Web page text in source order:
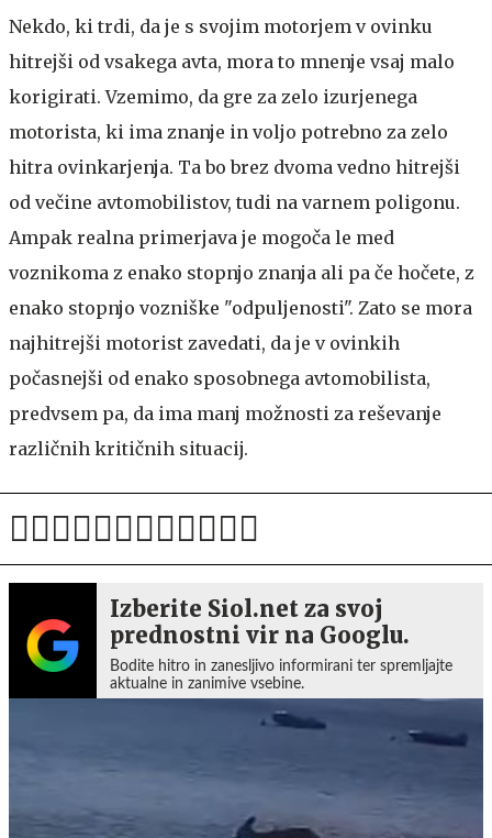
Nekdo, ki trdi, da je s svojim motorjem v ovinku
hitrejši od vsakega avta, mora to mnenje vsaj malo
korigirati. Vzemimo, da gre za zelo izurjenega
motorista, ki ima znanje in voljo potrebno za zelo
hitra ovinkarjenja. Ta bo brez dvoma vedno hitrejši
od večine avtomobilistov, tudi na varnem poligonu.
Ampak realna primerjava je mogoča le med
voznikoma z enako stopnjo znanja ali pa če hočete, z
enako stopnjo vozniške "odpuljenosti". Zato se mora
najhitrejši motorist zavedati, da je v ovinkih
počasnejši od enako sposobnega avtomobilista,
predvsem pa, da ima manj možnosti za reševanje
različnih kritičnih situacij.
Izberite Siol.net za svoj
prednostni vir na Googlu.
Bodite hitro in zanesljivo informirani ter spremljajte
aktualne in zanimive vsebine.